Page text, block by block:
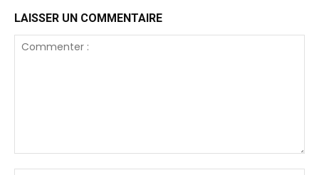
LAISSER UN COMMENTAIRE